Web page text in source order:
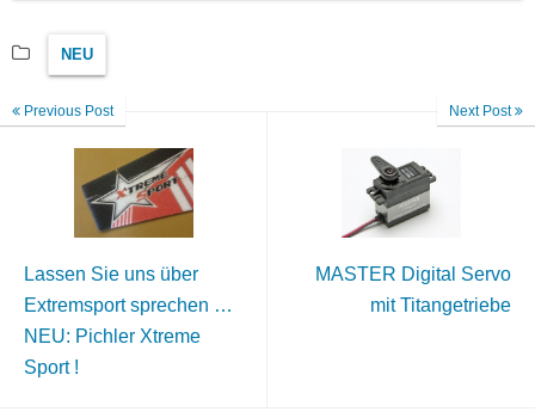
NEU
Previous Post
Lassen Sie uns über
Extremsport sprechen …
NEU: Pichler Xtreme
Sport !
Next Post
MASTER Digital Servo
mit Titangetriebe